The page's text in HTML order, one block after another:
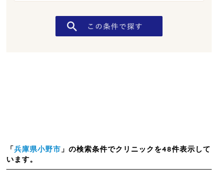
「兵庫県小野市 」の検索条件でクリニックを48件表示して
います。